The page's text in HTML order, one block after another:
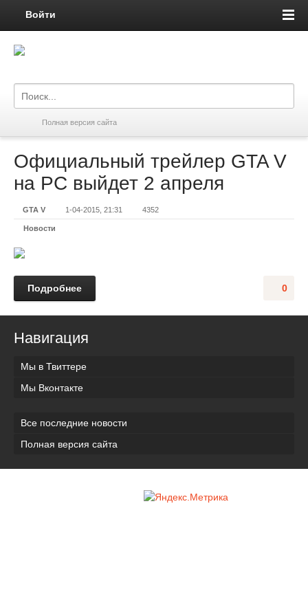
Войти
Полная версия сайта
Официальный трейлер GTA V
на PC выйдет 2 апреля
GTA V 1-04-2015, 21:31 4352
Новости
0
Подробнее
Навигация
Мы в Твиттере
Мы Вконтакте
Все последние новости
Полная версия сайта